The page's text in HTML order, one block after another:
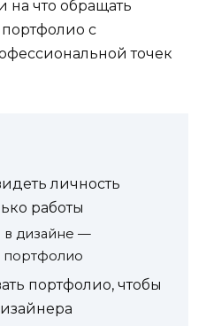
на что обращать
с
точек
личность
работы
в дизайне —
портфолио, чтобы